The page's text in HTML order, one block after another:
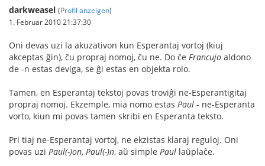
darkweasel (Profil anzeigen)
1. Februar 2010 21:37:30
Oni devas uzi la akuzativon kun Esperantaj vortoj (kiuj
akceptas ĝin), ĉu propraj nomoj, ĉu ne. Do ĉe Francujo aldono
de -n estas deviga, se ĝi estas en objekta rolo.
Tamen, en Esperantaj tekstoj povas troviĝi ne-Esperantigitaj
propraj nomoj. Ekzemple, mia nomo estas Paul - ne-Esperanta
vorto, kiun mi povas tamen skribi en Esperanta teksto.
Pri tiaj ne-Esperantaj vortoj, ne ekzistas klaraj reguloj. Oni
povas uzi Paul(-)on, Paul(-)n, aŭ simple Paul laŭplaĉe.